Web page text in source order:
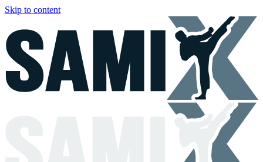
Skip to content